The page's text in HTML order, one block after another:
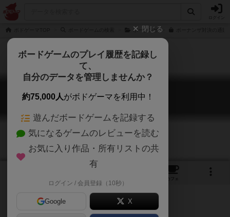
ボーナンザ
ボーナンザ：対決
Bohnanza: The Duel
カフェ
閉じる
ボードゲームのプレイ履歴を記録し
て、
自分のデータを管理しませんか？
約75,000人がボドゲーマを利用中！
遊んだボードゲームを記録する
気になるゲームのレビューを読む
お気に入り作品・所有リストの共
有
ログイン / 会員登録（10秒）
Google X